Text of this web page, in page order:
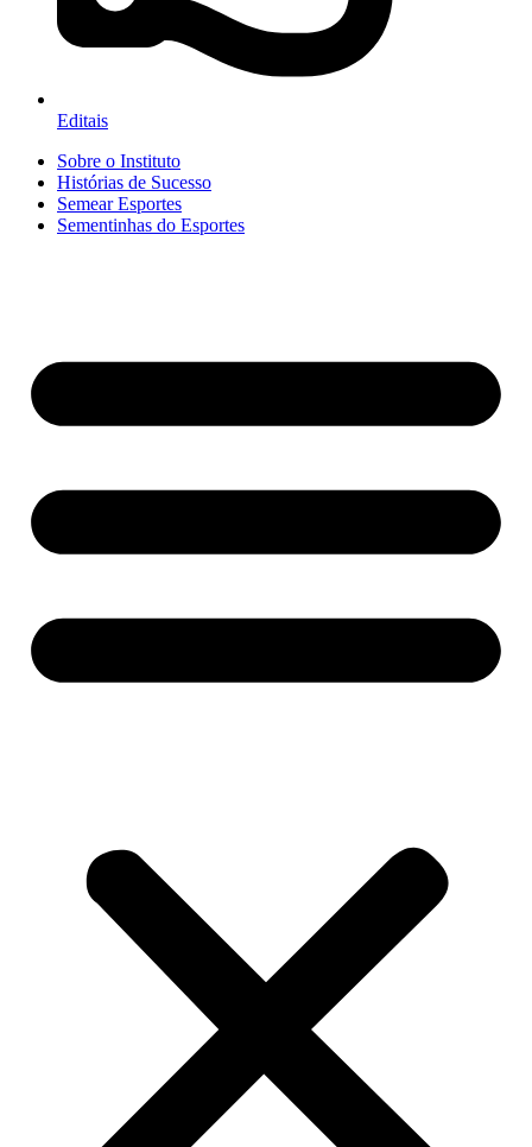
Editais
Sobre o Instituto
Histórias de Sucesso
Semear Esportes
Sementinhas do Esportes